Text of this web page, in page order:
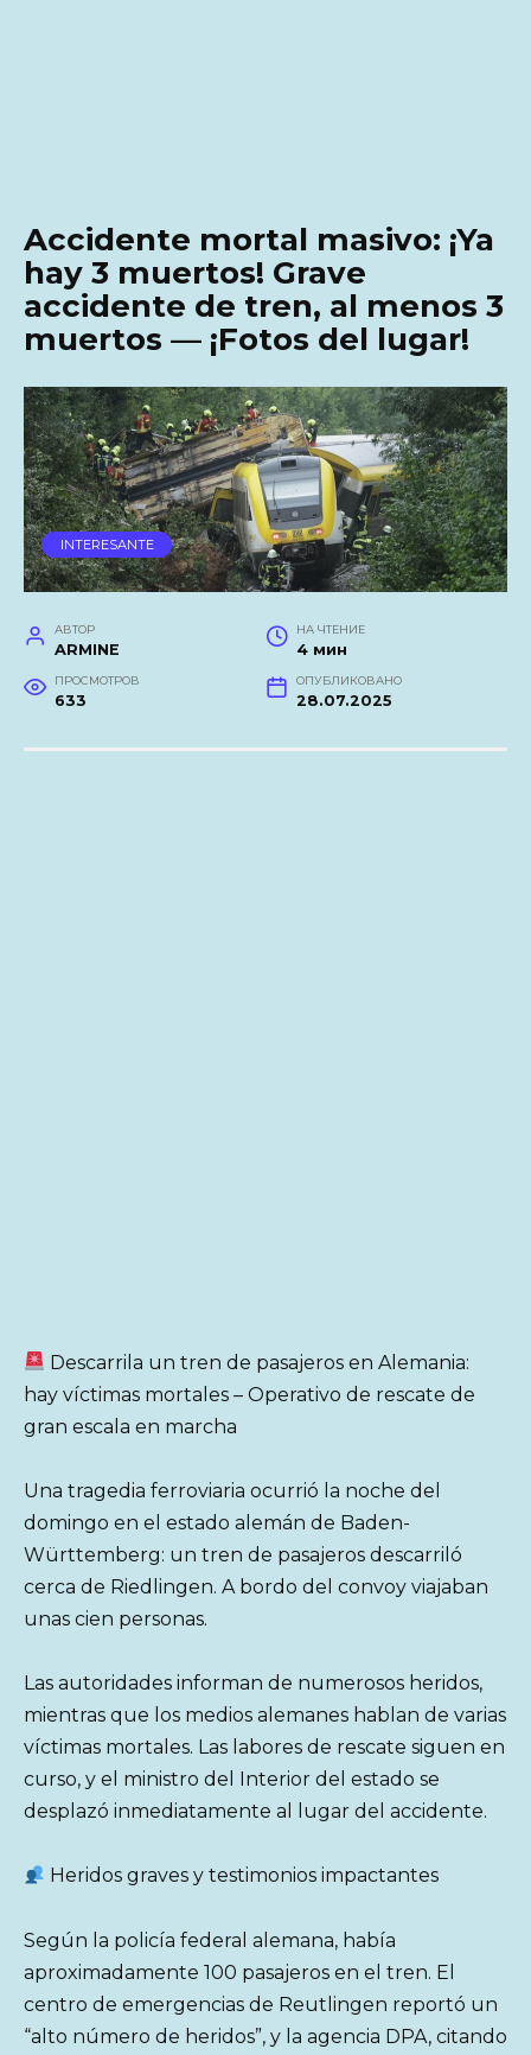
Accidente mortal masivo: ¡Ya
hay 3 muertos! Grave
accidente de tren, al menos 3
muertos — ¡Fotos del lugar!
INTERESANTE
АВТОР
ARMINE
НА ЧТЕНИЕ
4 мин
ПРОСМОТРОВ
633
ОПУБЛИКОВАНО
28.07.2025
Descarrila un tren de pasajeros en Alemania:
hay víctimas mortales – Operativo de rescate de
gran escala en marcha
Una tragedia ferroviaria ocurrió la noche del
domingo en el estado alemán de Baden-
Württemberg: un tren de pasajeros descarriló
cerca de Riedlingen. A bordo del convoy viajaban
unas cien personas.
Las autoridades informan de numerosos heridos,
mientras que los medios alemanes hablan de varias
víctimas mortales. Las labores de rescate siguen en
curso, y el ministro del Interior del estado se
desplazó inmediatamente al lugar del accidente.
Heridos graves y testimonios impactantes
Según la policía federal alemana, había
aproximadamente 100 pasajeros en el tren. El
centro de emergencias de Reutlingen reportó un
“alto número de heridos”, y la agencia DPA, citando